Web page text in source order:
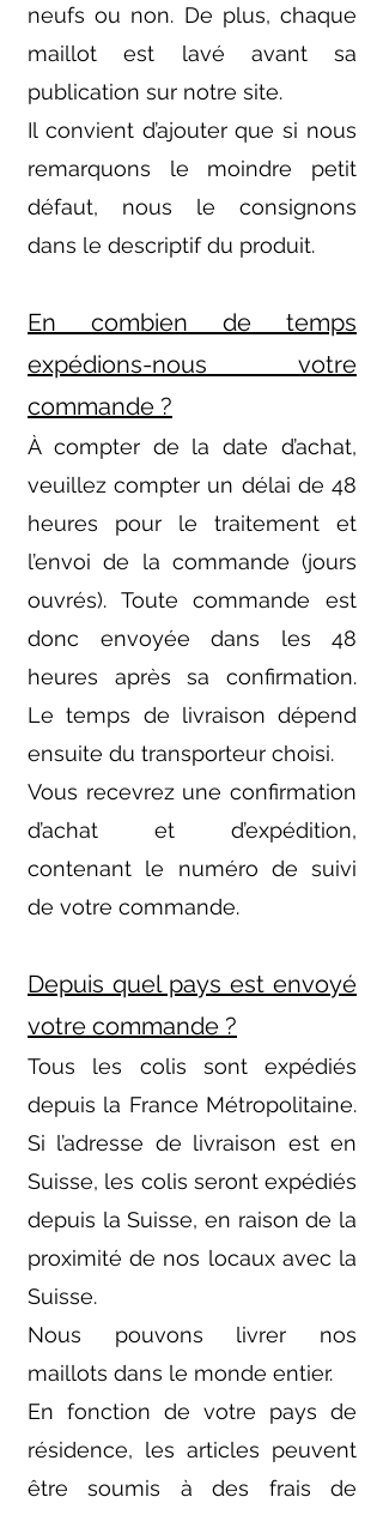
neufs ou non. De plus, chaque
maillot est lavé avant sa
publication sur notre site.
Il convient d’ajouter que si nous
remarquons le moindre petit
défaut, nous le consignons
dans le descriptif du produit.
En combien de temps
expédions-nous votre
commande ?
À compter de la date d’achat,
veuillez compter un délai de 48
heures pour le traitement et
l’envoi de la commande (jours
ouvrés). Toute commande est
donc envoyée dans les 48
heures après sa confirmation.
Le temps de livraison dépend
ensuite du transporteur choisi.
Vous recevrez une confirmation
d’achat et d’expédition,
contenant le numéro de suivi
de votre commande.
Depuis quel pays est envoyé
votre commande ?
Tous les colis sont expédiés
depuis la France Métropolitaine.
Si l’adresse de livraison est en
Suisse, les colis seront expédiés
depuis la Suisse, en raison de la
proximité de nos locaux avec la
Suisse.
Nous pouvons livrer nos
maillots dans le monde entier.
En fonction de votre pays de
résidence, les articles peuvent
être soumis à des frais de